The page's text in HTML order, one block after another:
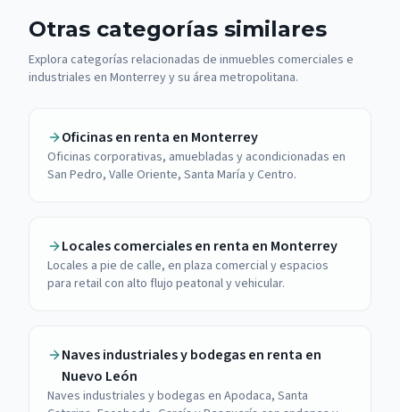
Otras categorías similares
Explora categorías relacionadas de inmuebles comerciales e
industriales en Monterrey y su área metropolitana.
Oficinas en renta en Monterrey
Oficinas corporativas, amuebladas y acondicionadas en
San Pedro, Valle Oriente, Santa María y Centro.
Locales comerciales en renta en Monterrey
Locales a pie de calle, en plaza comercial y espacios
para retail con alto flujo peatonal y vehicular.
Naves industriales y bodegas en renta en
Nuevo León
Naves industriales y bodegas en Apodaca, Santa